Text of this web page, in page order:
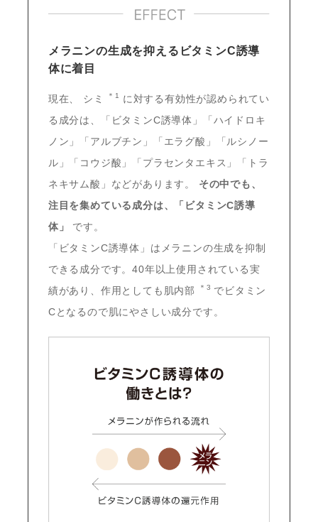
メラニンの生成を抑えるビタミンC誘導
体に着目
現在、 シミ ＊1
に対する有効性が認められてい
る成分は、「ビタミンC誘導体」「ハイドロキ
ノン」「アルブチン」「エラグ酸」「ルシノー
ル」「コウジ酸」「プラセンタエキス」「トラ
ネキサム酸」などがあります。 その中でも、
注目を集めている成分は、「ビタミンC誘導
体」 です。
「ビタミンC誘導体」はメラニンの生成を抑制
できる成分です。40年以上使用されている実
績があり、作用としても肌内部
＊3 でビタミン
Cとなるので肌にやさしい成分です。